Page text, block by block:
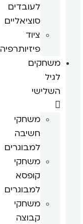
לעובדים
סוציאליים
ציוד
פיזיותרפיה
משחקים
לגיל
השלישי
משחקי
חשיבה
למבוגרים
משחקי
קופסא
למבוגרים
משחקי
קבוצה